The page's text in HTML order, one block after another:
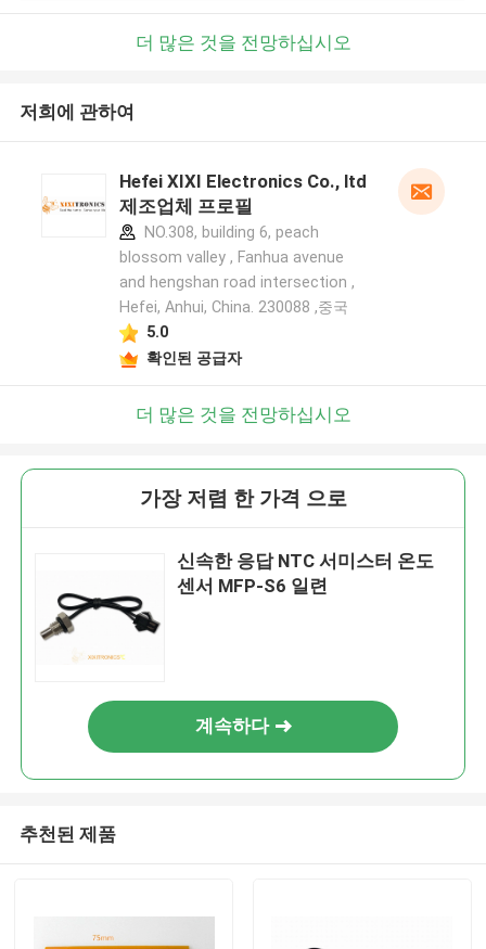
더 많은 것을 전망하십시오
저희에 관하여
Hefei XIXI Electronics Co., ltd
제조업체 프로필
NO.308, building 6, peach
blossom valley , Fanhua avenue
and hengshan road intersection ,
Hefei, Anhui, China. 230088 ,중국
5.0
확인된 공급자
더 많은 것을 전망하십시오
가장 저렴 한 가격 으로
신속한 응답 NTC 서미스터 온도
센서 MFP-S6 일련
계속하다
추천된 제품